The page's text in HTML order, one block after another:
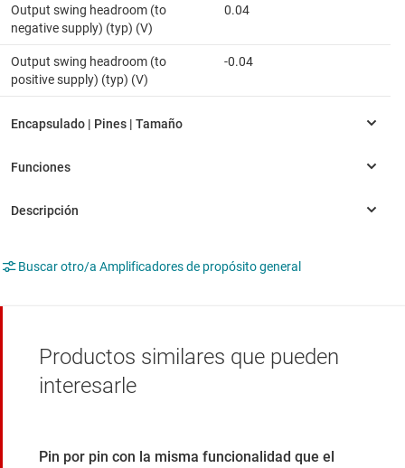
Output swing headroom (to
negative supply) (typ) (V)
0.04
Output swing headroom (to
positive supply) (typ) (V)
-0.04
Buscar otro/a Amplificadores de propósito general
Productos similares que pueden
interesarle
Pin por pin con la misma funcionalidad que el